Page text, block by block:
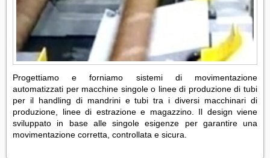
Progettiamo e forniamo sistemi di movimentazione
automatizzati per macchine singole o linee di produzione di tubi
per il handling di mandrini e tubi tra i diversi macchinari di
produzione, linee di estrazione e magazzino. Il design viene
sviluppato in base alle singole esigenze per garantire una
movimentazione corretta, controllata e sicura.